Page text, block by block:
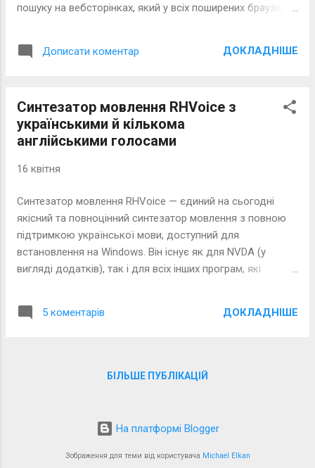
пошуку на вебсторінках, який у всіх поширених браузерах
незручним або недоступним.
Дописати коментар ДОКЛАДНІШЕ
Синтезатор мовлення RHVoice з
українськими й кількома
англійськими голосами
16 квітня
Синтезатор мовлення RHVoice — єдиний на сьогодні
якісний та повноцінний синтезатор мовлення з повною
підтримкою української мови, доступний для
встановлення на Windows. Він існує як для NVDA (у
вигляді додатків), так і для всіх інших програм, які
5 коментарів ДОКЛАДНІШЕ
БІЛЬШЕ ПУБЛІКАЦІЙ
На платформі Blogger
Зображення для теми від користувача Michael Elkan